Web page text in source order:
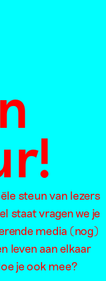
steun van lezers
staat vragen we je
media (nog)
leven aan elkaar
je ook mee?